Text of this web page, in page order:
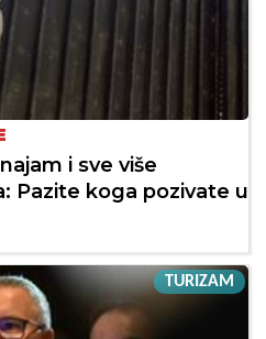
i sve više
Pazite koga pozivate u
TURIZAM